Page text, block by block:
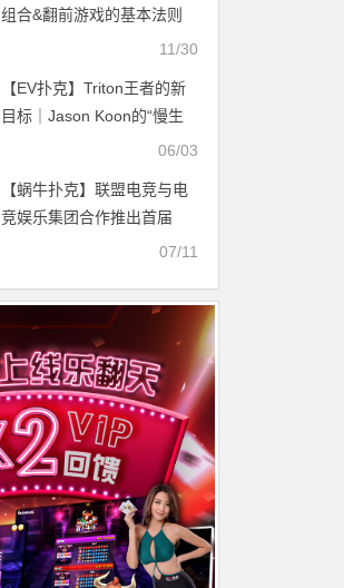
组合&翻前游戏的基本法则
11/30
【EV扑克】Triton王者的新
目标｜Jason Koon的“慢生
06/03
【蜗牛扑克】联盟电竞与电
竞娱乐集团合作推出首届
VIE.gg CS：GO 传奇系列赛
07/11